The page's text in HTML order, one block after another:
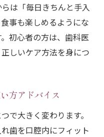
は「毎日きちんと手入
事も楽しめるようにな
初心者の方は、歯科医
しいケア方法を身につ
方アドバイス
で大きく変わります。
歯を口腔内にフィット